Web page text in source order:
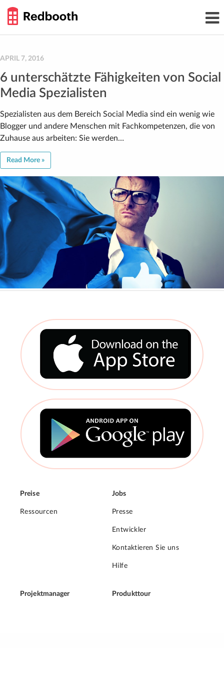
content
GUIDE
APRIL 7, 2016
6 unterschätzte Fähigkeiten von Social
Media Spezialisten
Spezialisten aus dem Bereich Social Media sind ein wenig wie
Blogger und andere Menschen mit Fachkompetenzen, die von
Zuhause aus arbeiten: Sie werden…
Read More »
Preise
Ressourcen
Jobs
Presse
Entwickler
Kontaktieren Sie uns
Hilfe
Projektmanager Produkttour